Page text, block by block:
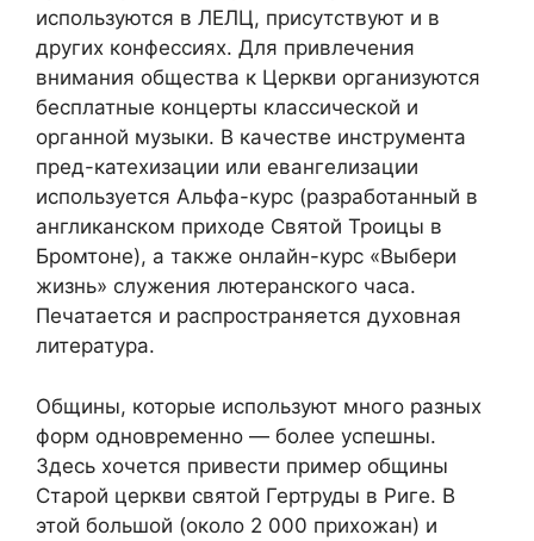
используются в ЛЕЛЦ, присутствуют и в
других конфессиях. Для привлечения
внимания общества к Церкви организуются
бесплатные концерты классической и
органной музыки. В качестве инструмента
пред-катехизации или евангелизации
используется Альфа-курс (разработанный в
англиканском приходе Святой Троицы в
Бромтоне), а также онлайн-курс «Выбери
жизнь» служения лютеранского часа.
Печатается и распространяется духовная
литература.
Общины, которые используют много разных
форм одновременно — более успешны.
Здесь хочется привести пример общины
Старой церкви святой Гертруды в Риге. В
этой большой (около 2 000 прихожан) и